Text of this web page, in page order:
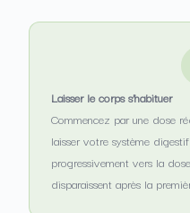
Laisser le corps s’habituer
Commencez par une dose
laisser votre système
progressivement vers la
disparaissent après la